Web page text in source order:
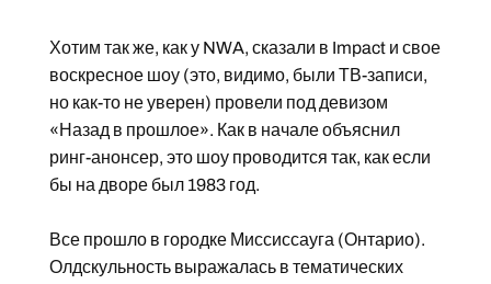
Хотим так же, как у NWA, сказали в Impact и свое
воскресное шоу (это, видимо, были ТВ-записи,
но как-то не уверен) провели под девизом
«Назад в прошлое». Как в начале объяснил
ринг-анонсер, это шоу проводится так, как если
бы на дворе был 1983 год.
Все прошло в городке Миссиссауга (Онтарио).
Олдскульность выражалась в тематических